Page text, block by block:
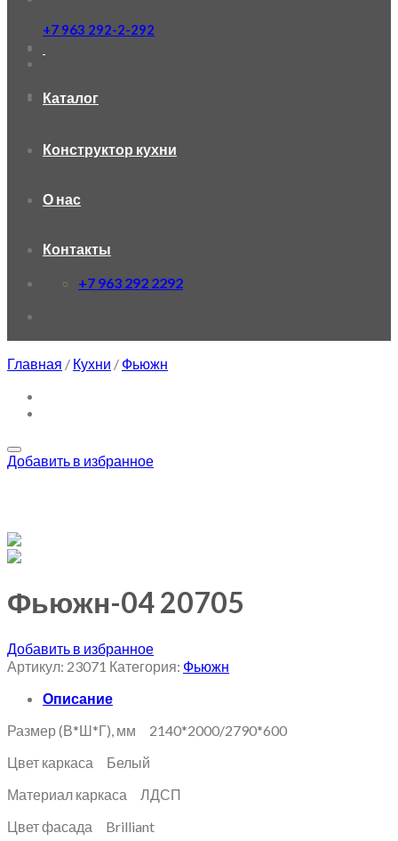
+7 963 292-2-292
Каталог
Конструктор кухни
О нас
Контакты
+7 963 292 2292
Главная / Кухни / Фьюжн
Добавить в избранное
Фьюжн-04 20705
Добавить в избранное
Артикул: 23071 Категория: Фьюжн
Описание
Размер (В*Ш*Г), мм 2140*2000/2790*600
Цвет каркаса Белый
Материал каркаса ЛДСП
Цвет фасада Brilliant